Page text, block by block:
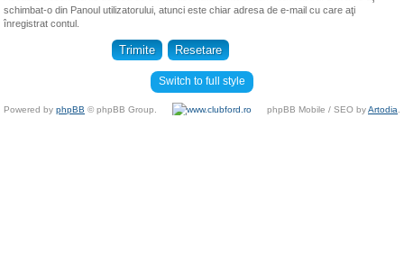
schimbat-o din Panoul utilizatorului, atunci este chiar adresa de e-mail cu care aţi
înregistrat contul.
Switch to full style
Powered by phpBB © phpBB Group. phpBB Mobile / SEO byArtodia